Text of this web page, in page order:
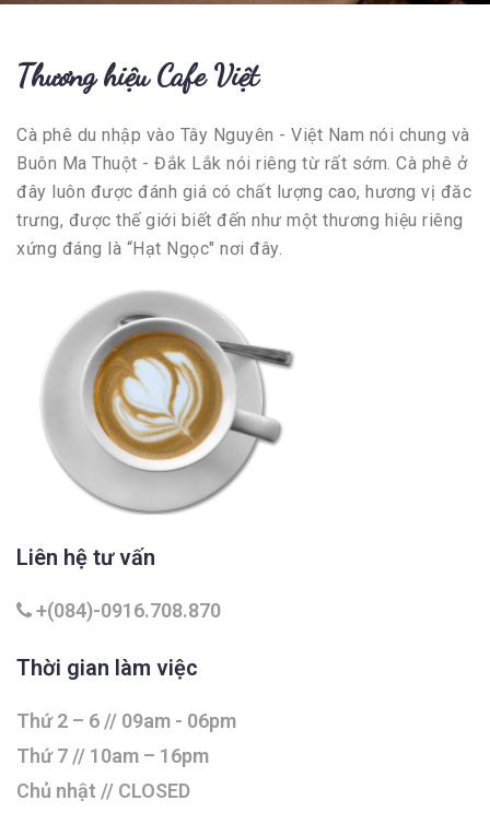
Thương hiệu Cafe Việt
Cà phê du nhập vào Tây Nguyên - Việt Nam nói chung và
Buôn Ma Thuột - Đắk Lắk nói riêng từ rất sớm. Cà phê ở
đây luôn được đánh giá có chất lượng cao, hương vị đăc
trưng, được thế giới biết đến như một thương hiệu riêng
xứng đáng là “Hạt Ngọc" nơi đây.
Liên hệ tư vấn
+(084)-0916.708.870
Thời gian làm việc
Thứ 2 – 6 // 09am - 06pm
Thứ 7 // 10am – 16pm
Chủ nhật // CLOSED